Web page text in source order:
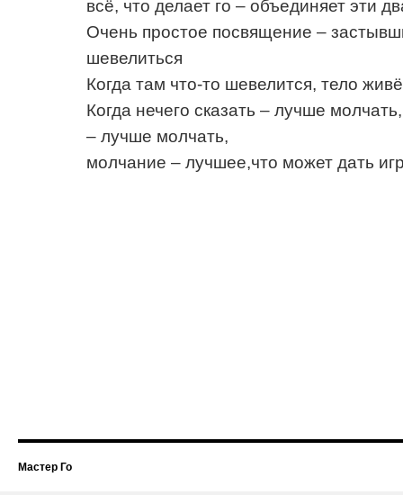
всё, что делает го – объединяет эти
Очень простое посвящение –
шевелиться
Когда там что-то шевелится, тело
Когда нечего сказать – лучше
– лучше молчать,
молчание – лучшее,что может дать
Мастер Го